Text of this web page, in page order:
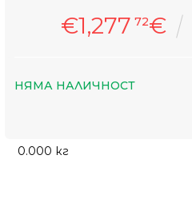
€1,277 72€
НЯМА НАЛИЧНОСТ
0.000 кг